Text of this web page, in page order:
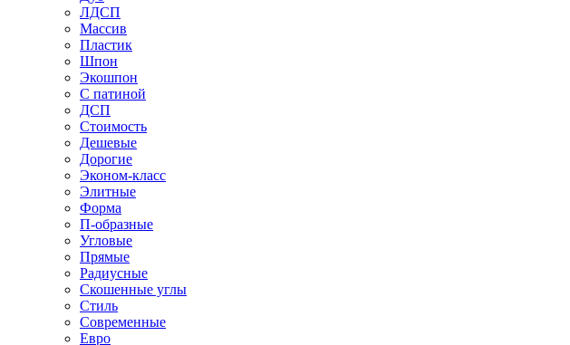
ЛДСП
Массив
Пластик
Шпон
Экошпон
С патиной
ДСП
Стоимость
Дешевые
Дорогие
Эконом-класс
Элитные
Форма
П-образные
Угловые
Прямые
Радиусные
Скошенные углы
Стиль
Современные
Евро